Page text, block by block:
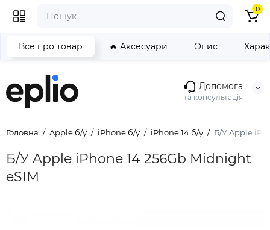
Допомога
та консультація
0
Головна Apple б/у iPhone б/у iPhone 14 б/у Б/У Apple
Б/У Apple iPhone 14 256Gb Midnight
eSIM
Все про товар 🔥 Аксесуари Опис